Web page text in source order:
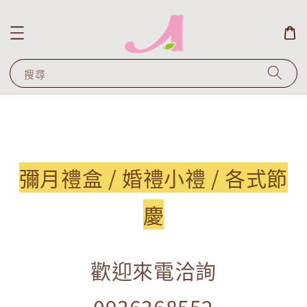
搜尋
彌月禮盒 / 婚禮小禮 / 各式節
慶
歡迎來電洽詢